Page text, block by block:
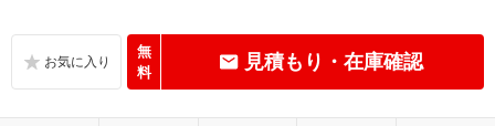
無
料
見積もり・在庫確認